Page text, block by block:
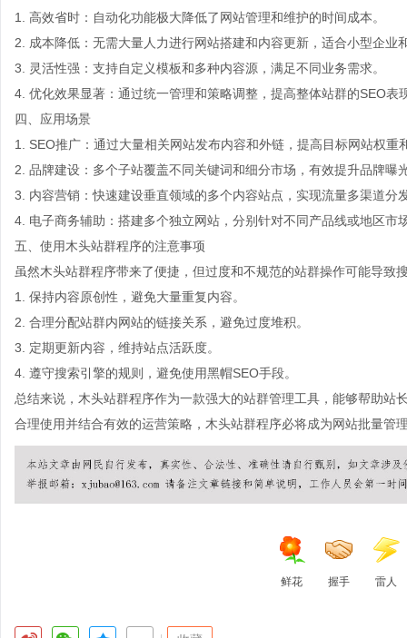
1. 高效省时：自动化功能极大降低了网站管理和维护的时间成本。
2. 成本降低：无需大量人力进行网站搭建和内容更新，适合小型企业
3. 灵活性强：支持自定义模板和多种内容源，满足不同业务需求。
4. 优化效果显著：通过统一管理和策略调整，提高整体站群的SEO表
四、应用场景
1. SEO推广：通过大量相关网站发布内容和外链，提高目标网站权重
2. 品牌建设：多个子站覆盖不同关键词和细分市场，有效提升品牌曝
3. 内容营销：快速建设垂直领域的多个内容站点，实现流量多渠道分
4. 电子商务辅助：搭建多个独立网站，分别针对不同产品线或地区市
五、使用木头站群程序的注意事项
虽然木头站群程序带来了便捷，但过度和不规范的站群操作可能导致
1. 保持内容原创性，避免大量重复内容。
2. 合理分配站群内网站的链接关系，避免过度堆积。
3. 定期更新内容，维持站点活跃度。
4. 遵守搜索引擎的规则，避免使用黑帽SEO手段。
总结来说，木头站群程序作为一款强大的站群管理工具，能够帮助
合理使用并结合有效的运营策略，木头站群程序必将成为网站批量管
鲜花 握手 雷人